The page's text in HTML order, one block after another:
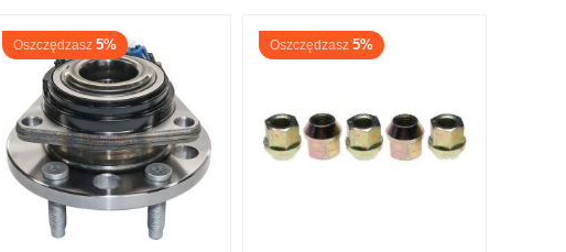
Oszczędzasz 5% Oszczędzasz 5%